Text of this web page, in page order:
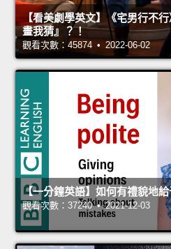
【看美劇學英文】《宅男行不
畫我猜』？！
觀看次數：45874 • 2022-06-02
【一分鐘英語】如何有禮貌地
觀看次數：37240 • 2021-12-03